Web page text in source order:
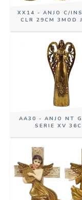
XX14 - ANJO C/
CLR 29CM 3MOD
AA30 - ANJO NT
SERIE XV